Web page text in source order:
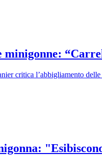
minigonne:
critica l’abbigliamento